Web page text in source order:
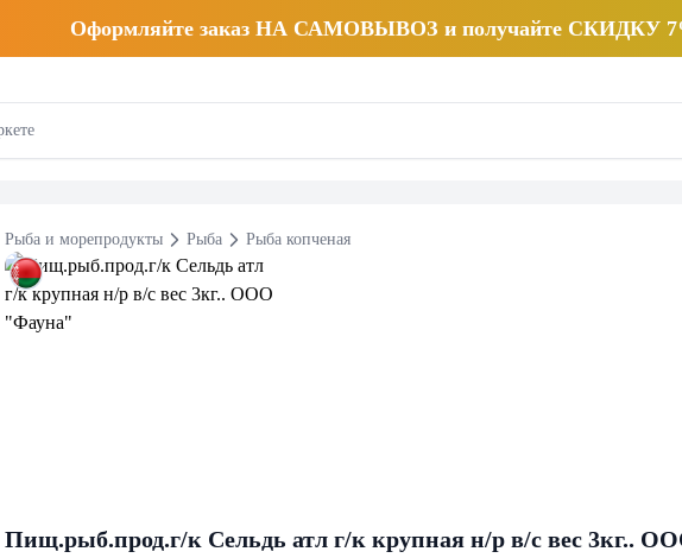
Оформляйте заказ НА САМОВЫВОЗ и получайте СКИДКУ
Рыба и морепродукты Рыба Рыба копченая
Пищ.рыб.прод.г/к Сельдь атл г/к крупная н/р в/с вес 3кг..